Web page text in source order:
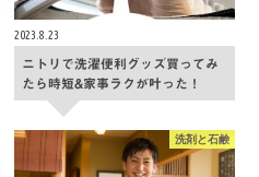
2023.8.23
ニトリで洗濯便利グッズ買ってみ
たら時短&家事ラクが叶った！
洗剤と石鹸